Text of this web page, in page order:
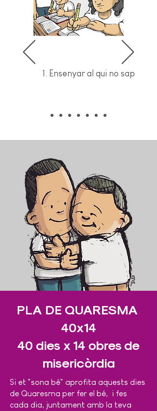
1. Ensenyar al qui no sap
PLA DE QUARESMA
40x14
40 dies x 14 obres de
misericòrdia
Si et "sona bé" aprofita aquests dies
de Quaresma per fer el bé, i fes
cada dia, juntament amb la teva